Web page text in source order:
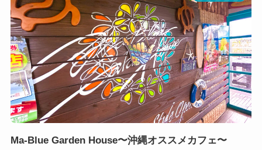
Ma-Blue Garden House〜沖縄オススメカフェ〜